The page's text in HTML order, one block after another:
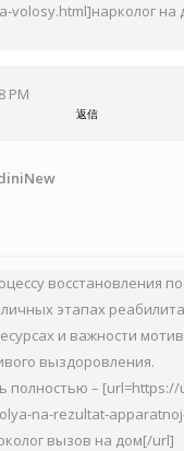
volosy.html]нарколог на
PM
返信
восстановления
этапах
и важности
выздоровления.
полностью –
na-rezultat-
вызов на дом[/url]